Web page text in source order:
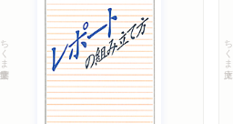
ちくま学芸文庫 ちくま文庫